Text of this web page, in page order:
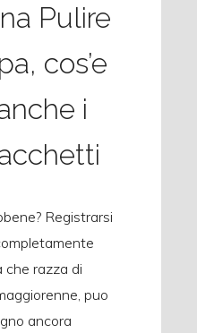
Pulire
cos’e
i
Registrarsi
che razza di
puo
ancora